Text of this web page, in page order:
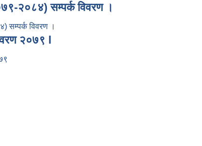
२०८४) सम्पर्क विवरण ।
सम्पर्क विवरण ।
२०७९ l